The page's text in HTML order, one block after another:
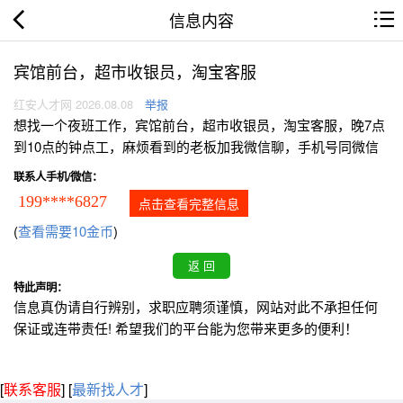
信息内容
宾馆前台，超市收银员，淘宝客服
红安人才网 2026.08.08 举报
想找一个夜班工作，宾馆前台，超市收银员，淘宝客服，晚7点
到10点的钟点工，麻烦看到的老板加我微信聊，手机号同微信
联系人手机/微信：
199****6827 点击查看完整信息
(查看需要10金币)
特此声明：
信息真伪请自行辨别，求职应聘须谨慎，网站对此不承担任何
保证或连带责任! 希望我们的平台能为您带来更多的便利！
[联系客服] [最新找人才]